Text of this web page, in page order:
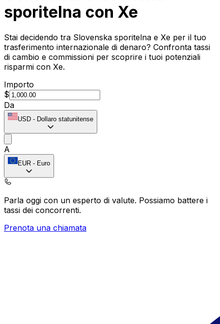
sporitelna con Xe
Stai decidendo tra Slovenska sporitelna e Xe per il tuo
trasferimento internazionale di denaro? Confronta tassi
di cambio e commissioni per scoprire i tuoi potenziali
risparmi con Xe.
Importo
$
Da
USD - Dollaro statunitense
A
EUR - Euro
Parla oggi con un esperto di valute. Possiamo battere i
tassi dei concorrenti.
Prenota una chiamata